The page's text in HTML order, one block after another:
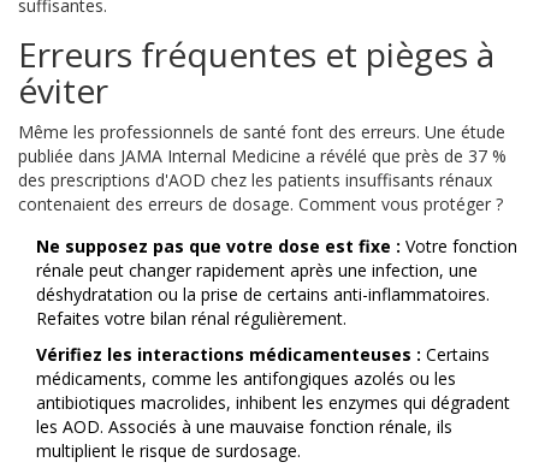
suffisantes.
Erreurs fréquentes et pièges à
éviter
Même les professionnels de santé font des erreurs. Une étude
publiée dans JAMA Internal Medicine a révélé que près de 37 %
des prescriptions d'AOD chez les patients insuffisants rénaux
contenaient des erreurs de dosage. Comment vous protéger ?
Ne supposez pas que votre dose est fixe : Votre fonction
rénale peut changer rapidement après une infection, une
déshydratation ou la prise de certains anti-inflammatoires.
Refaites votre bilan rénal régulièrement.
Vérifiez les interactions médicamenteuses : Certains
médicaments, comme les antifongiques azolés ou les
antibiotiques macrolides, inhibent les enzymes qui dégradent
les AOD. Associés à une mauvaise fonction rénale, ils
multiplient le risque de surdosage.